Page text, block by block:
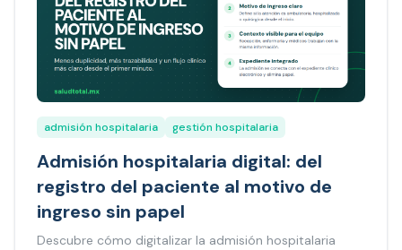
admisión hospitalaria gestión hospitalaria
Admisión hospitalaria digital: del
registro del paciente al motivo de
ingreso sin papel
Descubre cómo digitalizar la admisión hospitalaria